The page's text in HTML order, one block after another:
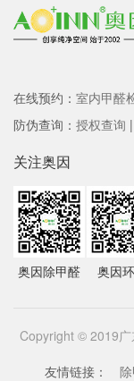
在线预约： 室内甲醛
防伪查询： 授权查询 |
关注奥因
奥因除甲醛 奥因
Copyright © 2019广
友情链接：